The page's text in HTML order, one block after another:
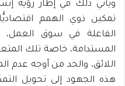
ويأتي ذلك في إطار رؤية
تمكين ذوي الهمم
الفاعلة في سوق العمل،
المستدامة، خاصة تلك
اللائق، والحد من أوجه عدم
هذه الجهود إلى تحويل